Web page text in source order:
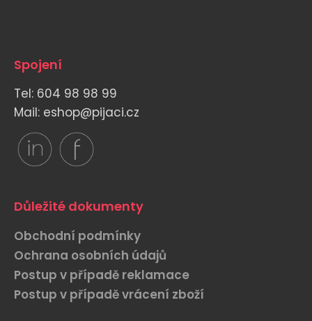
Spojení
Tel: 604 98 98 99
Mail: eshop@pijaci.cz
Důležité dokumenty
Obchodní podmínky
Ochrana osobních údajů
Postup v případě reklamace
Postup v případě vrácení zboží